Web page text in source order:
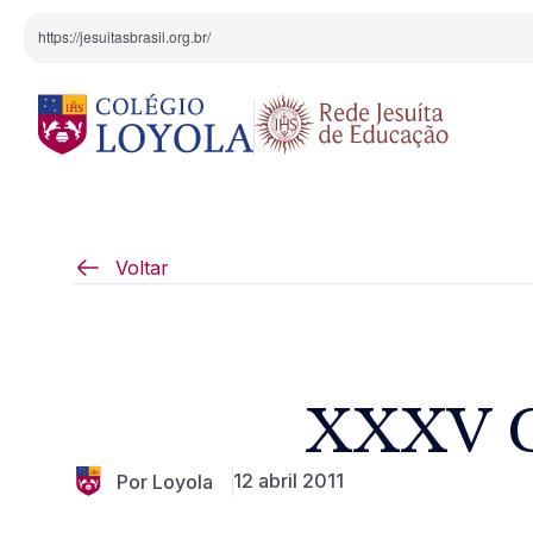
https://jesuitasbrasil.org.br/
Pedagogia Inaciana
Voltar
XXXV
Por Loyola 12 abril 2011